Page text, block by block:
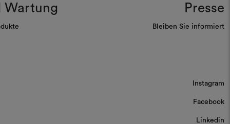
Wartung Presse
Bleiben Sie informiert
Instagram
Facebook
Linkedin